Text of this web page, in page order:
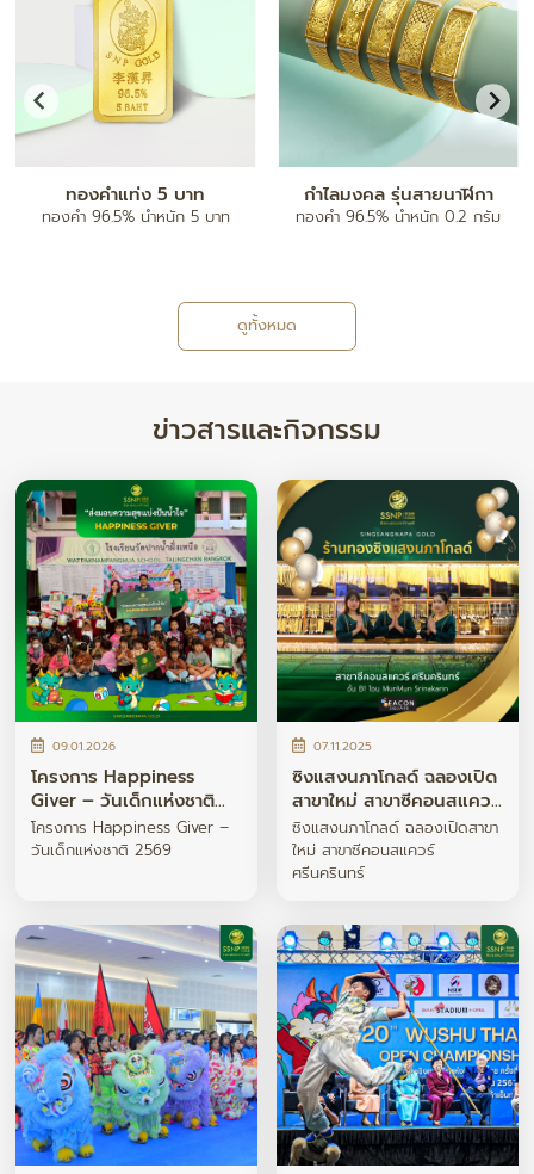
ทองคำแท่ง 5 บาท
ทองคำ 96.5% น้ำหนัก 5 บาท
กำไลมงคล รุ่นสายนาฬิกา
ทองคำ 96.5% น้ำหนัก 0.2 กรัม
ดูทั้งหมด
ข่าวสารและกิจกรรม
09.01.2026
โครงการ Happiness
Giver – วันเด็กแห่งชาติ
2569
โครงการ Happiness Giver –
วันเด็กแห่งชาติ 2569
07.11.2025
ซิงแสงนภาโกลด์ ฉลองเปิด
สาขาใหม่ สาขาซีคอนสแควร์
ศรีนครินทร์
ซิงแสงนภาโกลด์ ฉลองเปิดสาขา
ใหม่ สาขาซีคอนสแควร์
ศรีนครินทร์